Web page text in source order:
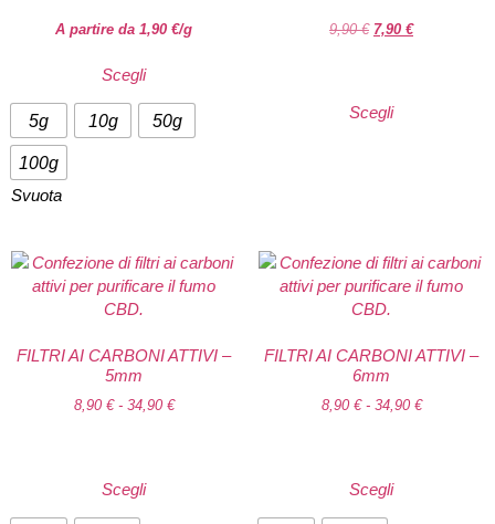
A partire da 1,90 €/g
Scegli
5g 10g 50g
100g
Svuota
9,90€ 7,90 €
Scegli
FILTRI AI CARBONI ATTIVI –
5mm
8,90 € - 34,90 €
Scegli
FILTRI AI CARBONI ATTIVI –
6mm
8,90 € - 34,90 €
Scegli